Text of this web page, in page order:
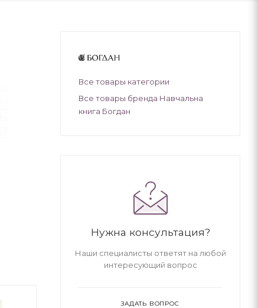
Все товары категории
Все товары бренда Навчальна
книга Богдан
Нужна консультация?
Наши специалисты ответят на любой
интересующий вопрос
ЗАДАТЬ ВОПРОС